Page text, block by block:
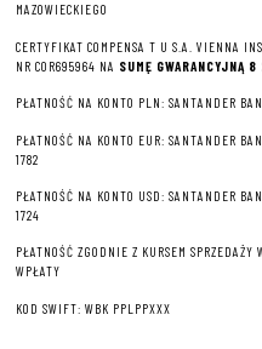
MAZOWIECKIEGO
CERTYFIKAT COMPENSA T U S.A. VIENNA
NR COR695964 NA SUMĘ GWARANCYJNĄ 8
PŁATNOŚĆ NA KONTO PLN: SANTANDER
PŁATNOŚĆ NA KONTO EUR: SANTANDER
1782
PŁATNOŚĆ NA KONTO USD: SANTANDER
1724
PŁATNOŚĆ ZGODNIE Z KURSEM
WPŁATY
KOD SWIFT: WBK PPLPPXXX